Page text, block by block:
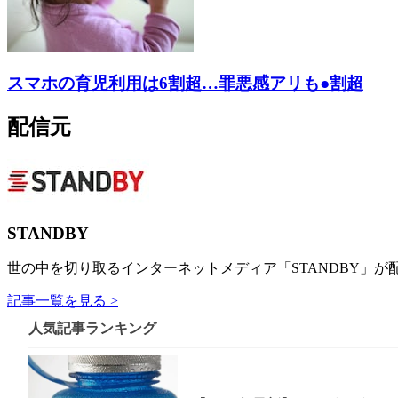
スマホの育児利用は6割超…罪悪感アリも●割超
配信元
STANDBY
世の中を切り取るインターネットメディア「STANDBY」が
記事一覧を見る >
人気記事ランキング